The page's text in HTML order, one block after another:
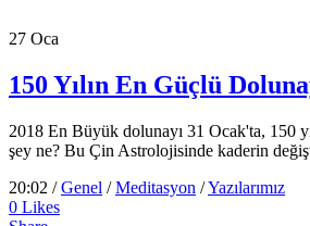
27 Oca
150 Yılın En Güçlü
2018 En Büyük dolunayı 31 Ocak'ta, 150
şey ne? Bu Çin Astrolojisinde kaderin
20:02 /Genel /Meditasyon /Yazılarımız
0 Likes